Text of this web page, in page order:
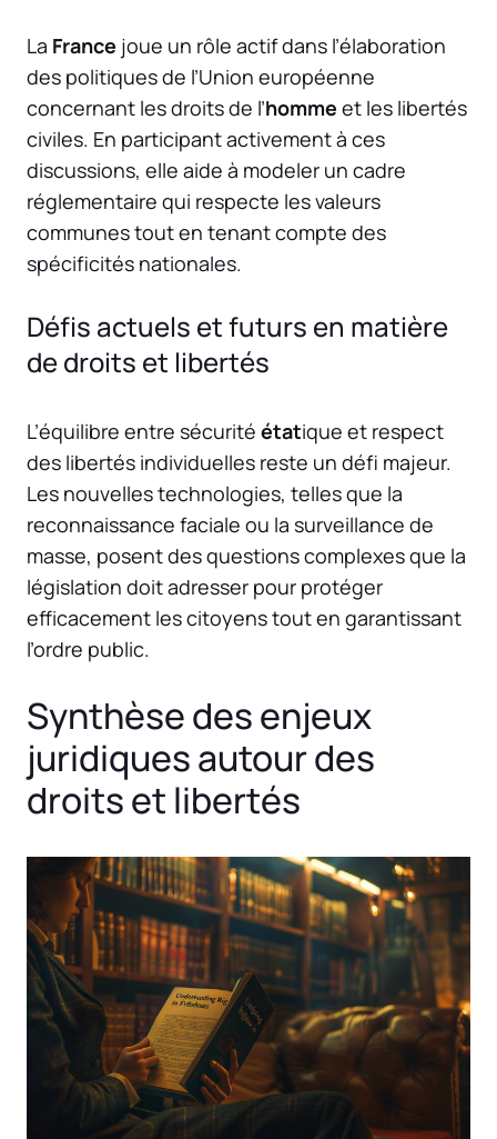
La France joue un rôle actif dans l’élaboration
des politiques de l’Union européenne
concernant les droits de l’homme et les libertés
civiles. En participant activement à ces
discussions, elle aide à modeler un cadre
réglementaire qui respecte les valeurs
communes tout en tenant compte des
spécificités nationales.
Défis actuels et futurs en matière
de droits et libertés
L’équilibre entre sécurité étatique et respect
des libertés individuelles reste un défi majeur.
Les nouvelles technologies, telles que la
reconnaissance faciale ou la surveillance de
masse, posent des questions complexes que la
législation doit adresser pour protéger
efficacement les citoyens tout en garantissant
l’ordre public.
Synthèse des enjeux
juridiques autour des
droits et libertés